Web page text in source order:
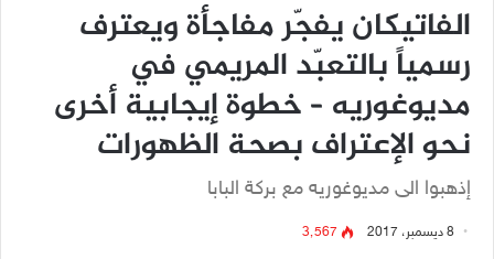
الفاتيكان يفجّر مفاجأة ويعترف
رسمياً بالتعبّد المريمي في
مديوغوريه – خطوة إيجابية أخرى
نحو الإعتراف بصحة الظهورات
إذهبوا الى مديوغوريه مع بركة البابا
8 ديسمبر، 2017 3٬567